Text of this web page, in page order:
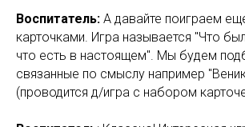
Воспитатель: А давайте поиграем
карточками. Игра называется "Что
что есть в настоящем". Мы будем
связанные по смыслу например
(проводится д/игра с набором